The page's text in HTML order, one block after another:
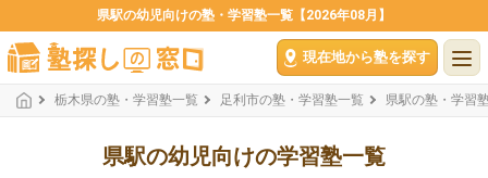
県駅の幼児向けの塾・学習塾一覧【2026年08月】
現在地から塾を探す
栃木県の塾・学習塾一覧 足利市の塾・学習塾一覧 県駅の塾・学習
県駅の幼児向けの学習塾一覧